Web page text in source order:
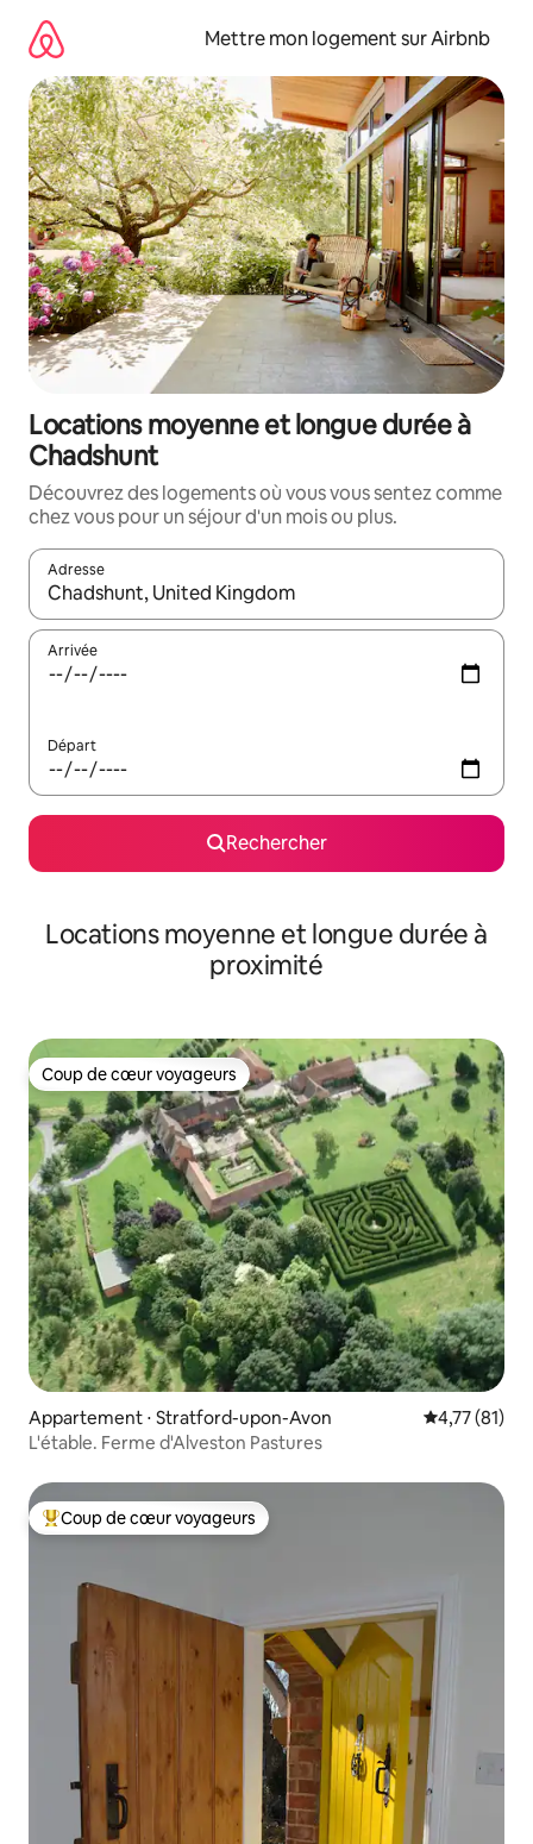
directement
contenu
Mettre mon logement sur Airbnb
Locations moyenne et longue durée à
Chadshunt
Découvrez des logements où vous vous sentez comme
chez vous pour un séjour d'un mois ou plus.
Adresse
Lorsque les résultats s'affichent, utilisez les flèches vers le
Arrivée
Départ
Rechercher
Locations moyenne et longue durée à
proximité
Coup de cœur voyageurs
Coup de cœur voyageurs
Appartement ⋅ Stratford-upon-Avon Évaluation
4,77 (81)
L'étable. Ferme d'Alveston Pastures
Coups de cœur voyageurs les plus appréciés
Coup de cœur voyageurs